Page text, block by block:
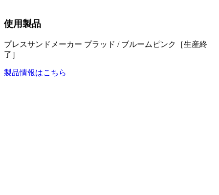
使用製品
プレスサンドメーカー プラッド / ブルームピンク［生産終
了］
製品情報はこちら